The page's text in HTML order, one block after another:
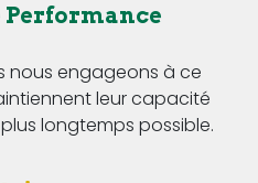
Performance
nous engageons à ce
leur capacité
longtemps possible.